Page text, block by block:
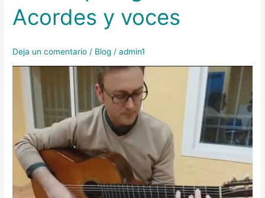
Acordes y voces
Deja un comentario / Blog /admin1
peregrina”
Acordes
voces